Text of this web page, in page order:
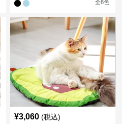
全8色
¥3,060 (税込)